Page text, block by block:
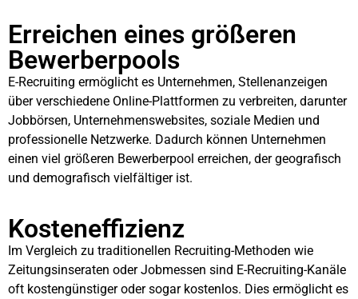
Erreichen eines größeren
Bewerberpools
E-Recruiting ermöglicht es Unternehmen, Stellenanzeigen
über verschiedene Online-Plattformen zu verbreiten, darunter
Jobbörsen, Unternehmenswebsites, soziale Medien und
professionelle Netzwerke. Dadurch können Unternehmen
einen viel größeren Bewerberpool erreichen, der geografisch
und demografisch vielfältiger ist.
Kosteneffizienz
Im Vergleich zu traditionellen Recruiting-Methoden wie
Zeitungsinseraten oder Jobmessen sind E-Recruiting-Kanäle
oft kostengünstiger oder sogar kostenlos. Dies ermöglicht es